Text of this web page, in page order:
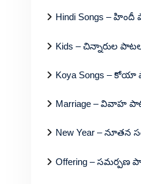
Hindi Songs – హిందీ
Kids – చిన్నారుల
Koya Songs – కోయా
Marriage – వివాహ
New Year – నూతన
Offering – సమర్పణ